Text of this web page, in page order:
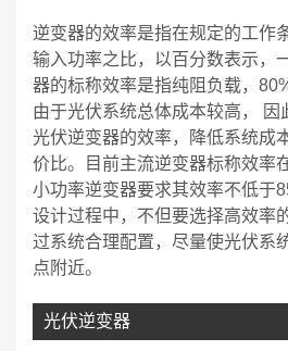
逆变器的效率是指在规定的工作
输入功率之比，以百分数表示，
器的标称效率是指纯阻负载，
由于光伏系统总体成本较高， 因
光伏逆变器的效率，降低系统成
价比。目前主流逆变器标称效率
小功率逆变器要求其效率不低于
设计过程中，不但要选择高效率
过系统合理配置，尽量使光伏系
点附近。
光伏逆变器